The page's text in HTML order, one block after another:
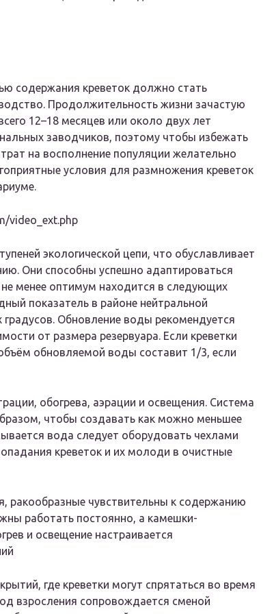
содержания креветок должно стать
Продолжительность жизни зачастую
12–18 месяцев или около двух лет
заводчиков, поэтому чтобы избежать
на восполнение популяции желательно
условия для размножения креветок
video_ext.php
экологической цепи, что обуславливает
Они способны успешно адаптироваться
менее оптимум находится в следующих
показатель в районе нейтральной
Обновление воды рекомендуется
от размера резервуара. Если креветки
обновляемой воды составит 1/3, если
обогрева, аэрации и освещения. Система
чтобы создавать как можно меньшее
вода следует оборудовать чехлами
креветок и их молоди в очистные
ракообразные чувствительны к содержанию
работать постоянно, а камешки-
и освещение настраивается
где креветки могут спрятаться во время
взросления сопровождается сменой